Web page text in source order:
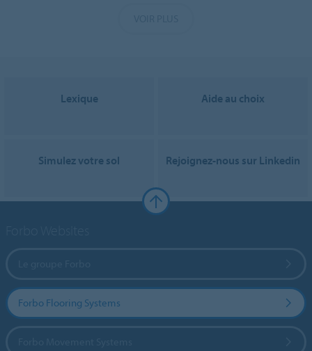
Lexique Aide au choix
Simulez votre sol Rejoignez-nous sur Linkedin
Forbo Flooring Systems